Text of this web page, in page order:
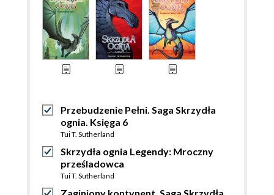
Przebudzenie Pełni. Saga Skrzydła
ognia. Księga 6
Tui T. Sutherland
Skrzydła ognia Legendy: Mroczny
prześladowca
Tui T. Sutherland